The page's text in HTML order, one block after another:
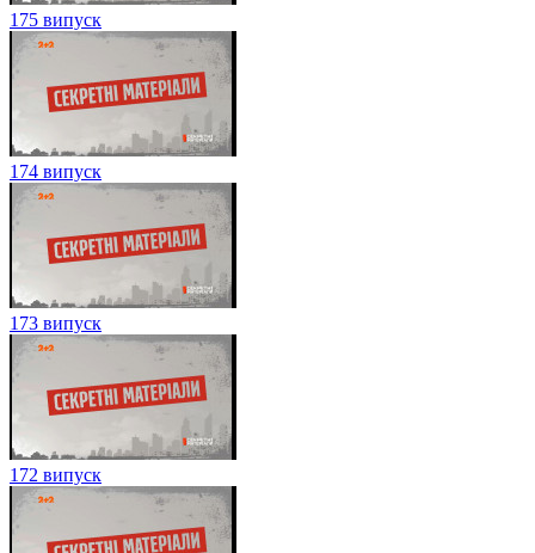
175 випуск
174 випуск
173 випуск
172 випуск